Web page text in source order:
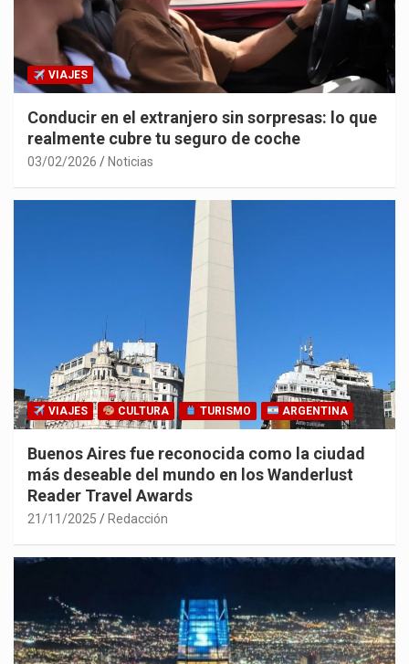
VIAJES
Conducir en el extranjero sin sorpresas: lo que
realmente cubre tu seguro de coche
03/02/2026 Noticias
VIAJES CULTURA TURISMO ARGENTINA
Buenos Aires fue reconocida como la ciudad
más deseable del mundo en los Wanderlust
Reader Travel Awards
21/11/2025 Redacción